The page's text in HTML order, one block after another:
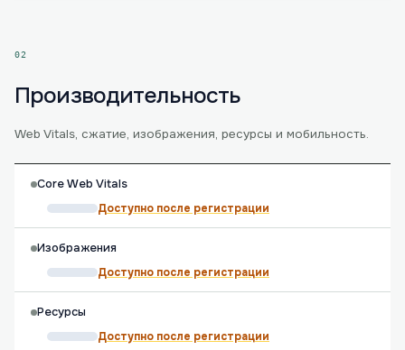
02
Производительность
Web Vitals, сжатие, изображения, ресурсы и мобильность.
Core Web Vitals
Доступно после регистрации
Изображения
Доступно после регистрации
Ресурсы
Доступно после регистрации